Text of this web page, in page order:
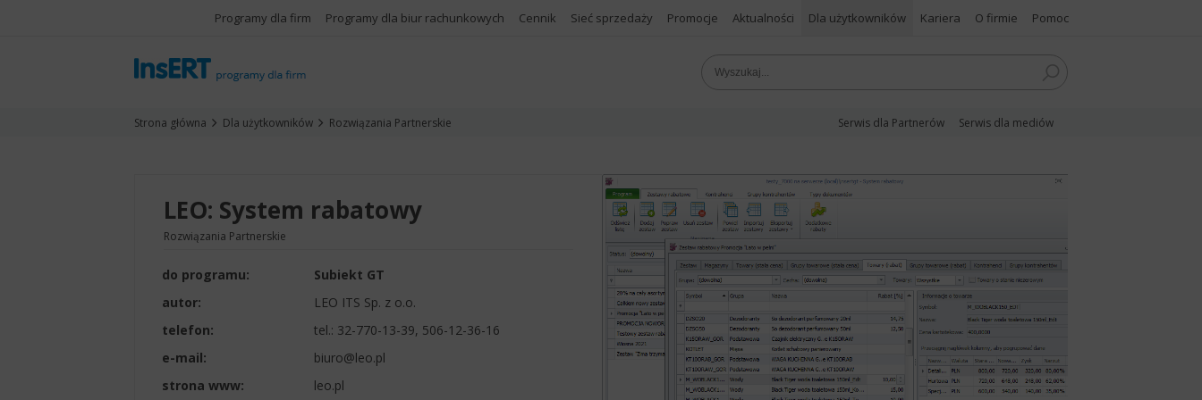
Programy dla firm Programy dla biur rachunkowych Cennik Sieć sprzedaży Promocje Aktualności Dla użytkowników Kariera O firmie Pomoc
Strona główna Dla użytkowników Rozwiązania Partnerskie Serwis dla Partnerów Serwis dla mediów
LEO: System rabatowy
Rozwiązania Partnerskie
do programu:
Subiekt GT
autor:
LEO ITS Sp. z o.o.
telefon:
tel.: 32-770-13-39, 506-12-36-16
e-mail:
biuro@leo.pl
strona www:
leo.pl